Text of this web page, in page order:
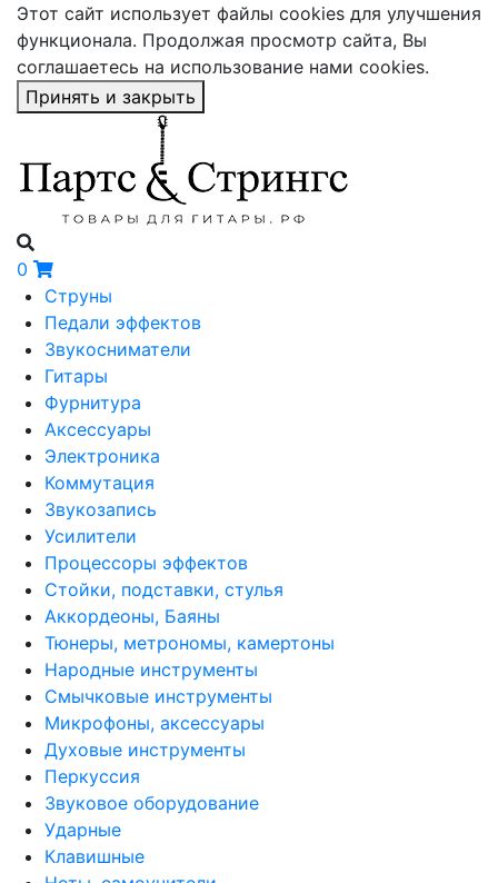
Этот сайт использует файлы cookies для улучшения
функционала. Продолжая просмотр сайта, Вы
соглашаетесь на использование нами cookies.
Принять и закрыть
0
Струны
Педали эффектов
Звукосниматели
Гитары
Фурнитура
Аксессуары
Электроника
Коммутация
Звукозапись
Усилители
Процессоры эффектов
Стойки, подставки, стулья
Аккордеоны, Баяны
Тюнеры, метрономы, камертоны
Народные инструменты
Смычковые инструменты
Микрофоны, аксессуары
Духовые инструменты
Перкуссия
Звуковое оборудование
Ударные
Клавишные